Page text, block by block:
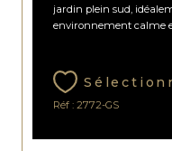
jardin plein sud,
environnement calme
Réf : 2772-GS